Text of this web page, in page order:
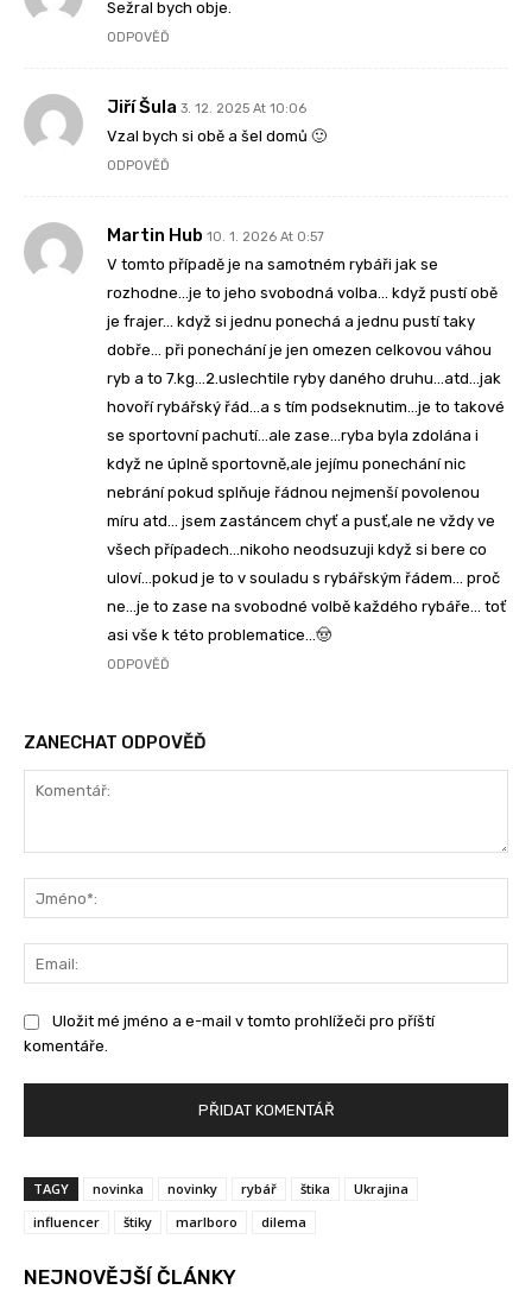
Sežral bych obje.
ODPOVĚĎ
Jiří Šula 3. 12. 2025 At 10:06
Vzal bych si obě a šel domů 🙂
ODPOVĚĎ
Martin Hub 10. 1. 2026 At 0:57
V tomto případě je na samotném rybáři jak se
rozhodne…je to jeho svobodná volba… když pustí obě
je frajer… když si jednu ponechá a jednu pustí taky
dobře… při ponechání je jen omezen celkovou váhou
ryb a to 7.kg…2.uslechtile ryby daného druhu…atd…jak
hovoří rybářský řád…a s tím podseknutim…je to takové
se sportovní pachutí…ale zase…ryba byla zdolána i
když ne úplně sportovně,ale jejímu ponechání nic
nebrání pokud splňuje řádnou nejmenší povolenou
míru atd… jsem zastáncem chyť a pusť,ale ne vždy ve
všech případech…nikoho neodsuzuji když si bere co
uloví…pokud je to v souladu s rybářským řádem… proč
ne…je to zase na svobodné volbě každého rybáře… toť
asi vše k této problematice…🤠
ODPOVĚĎ
ZANECHAT ODPOVĚĎ
Uložit mé jméno a e-mail v tomto prohlížeči pro příští
komentáře.
TAGY novinka novinky rybář štika
Ukrajina
influencer
štiky marlboro dilema
NEJNOVĚJŠÍ ČLÁNKY